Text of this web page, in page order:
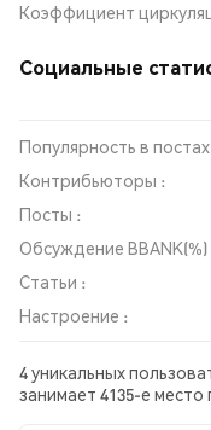
Коэффициент
Социальные
Популярность в постах
Контрибьюторы :
Посты :
Обсуждение BBANK(%)
Статьи :
Настроение :
4 уникальных
занимает 4135-е